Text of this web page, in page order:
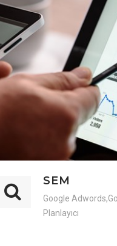
SEM
Google
Planlayıcı